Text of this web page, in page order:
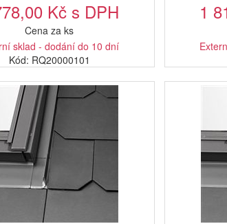
Kč s DPH
Cena za ks
sklad - dodání do 10 dní
Kód: RQ20000101
1